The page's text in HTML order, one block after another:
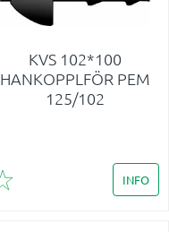
KVS 102*100
HANKOPPLFÖR PEM
125/102
Lägg till i favoriter
INFO